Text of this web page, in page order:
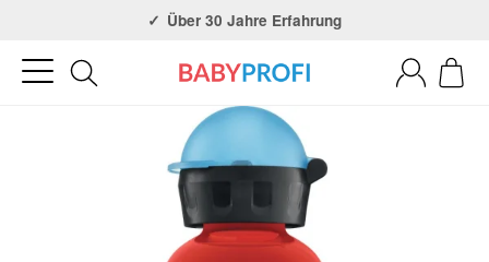
Über 30 Jahre Erfahrung